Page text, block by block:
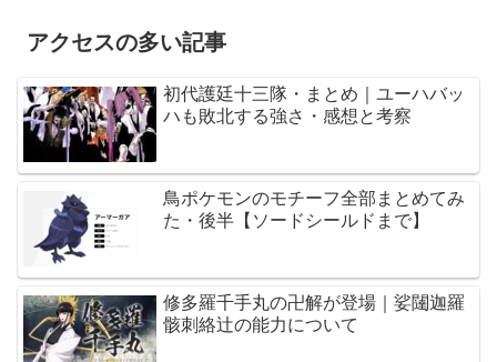
アクセスの多い記事
初代護廷十三隊・まとめ｜ユーハバッ
ハも敗北する強さ・感想と考察
鳥ポケモンのモチーフ全部まとめてみ
た・後半【ソードシールドまで】
修多羅千手丸の卍解が登場｜娑闥迦羅
骸刺絡辻の能力について